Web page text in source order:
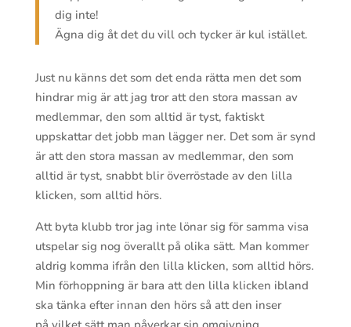
dig inte!
Ägna dig åt det du vill och tycker är kul istället.
Just nu känns det som det enda rätta men det som
hindrar mig är att jag tror att den stora massan av
medlemmar, den som alltid är tyst, faktiskt
uppskattar det jobb man lägger ner. Det som är synd
är att den stora massan av medlemmar, den som
alltid är tyst, snabbt blir överröstade av den lilla
klicken, som alltid hörs.
Att byta klubb tror jag inte lönar sig för samma visa
utspelar sig nog överallt på olika sätt. Man kommer
aldrig komma ifrån den lilla klicken, som alltid hörs.
Min förhoppning är bara att den lilla klicken ibland
ska tänka efter innan den hörs så att den inser